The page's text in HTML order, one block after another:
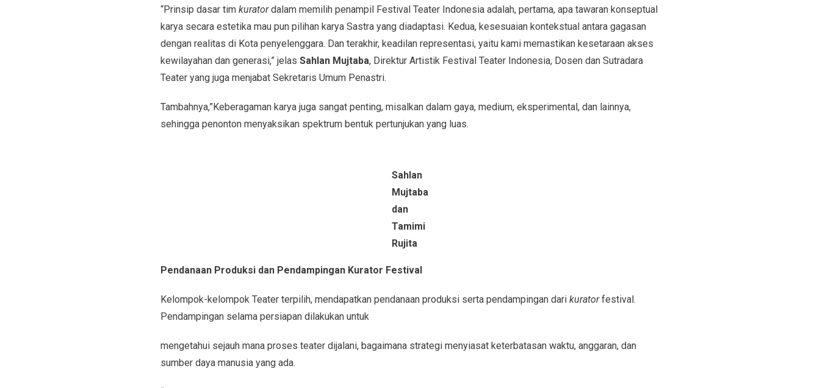
“Prinsip dasar tim kuratordalam memilih penampil Festival Teater Indonesia adalah, pertama, apa tawaran konseptual
karya secara estetika mau pun pilihan karya Sastra yang diadaptasi. Kedua, kesesuaian kontekstual antara gagasan
dengan realitas di Kota penyelenggara. Dan terakhir, keadilan representasi, yaitu kami memastikan kesetaraan akses
kewilayahan dan generasi,” jelas Sahlan Mujtaba, Direktur Artistik Festival Teater Indonesia, Dosen dan Sutradara
Teater yang juga menjabat Sekretaris Umum Penastri.
Tambahnya,”Keberagaman karya juga sangat penting, misalkan dalam gaya, medium, eksperimental, dan lainnya,
sehingga penonton menyaksikan spektrum bentuk pertunjukan yang luas.
Sahlan
Mujtaba
dan
Tamimi
Rujita
Pendanaan Produksi dan Pendampingan Kurator Festival
Kelompok-kelompok Teater terpilih, mendapatkan pendanaan produksi serta pendampingan dari kuratorfestival.
Pendampingan selama persiapan dilakukan untuk
mengetahui sejauh mana proses teater dijalani, bagaimana strategi menyiasat keterbatasan waktu, anggaran, dan
sumber daya manusia yang ada.